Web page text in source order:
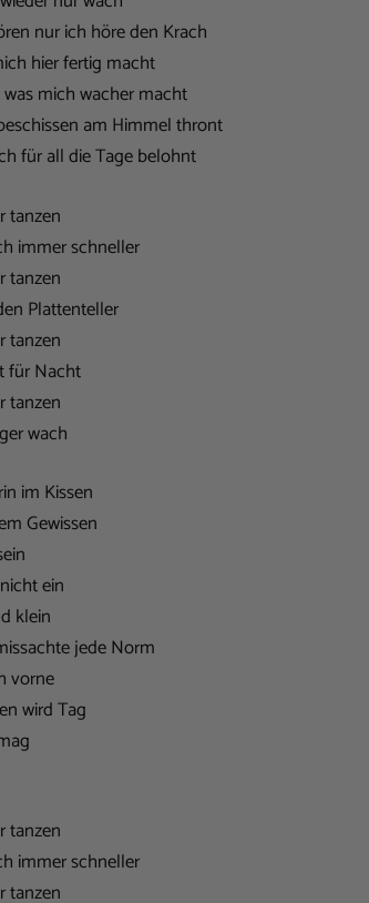
nur ich höre den Krach
hier fertig macht
mich wacher macht
am Himmel thront
für all die Tage belohnt
tanzen
immer schneller
tanzen
Plattenteller
tanzen
für Nacht
tanzen
wach
im Kissen
Gewissen
ein
klein
jede Norm
vorne
wird Tag
tanzen
immer schneller
tanzen